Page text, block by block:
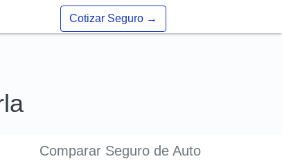
Cotizar Seguro →
Comparar Seguro de Auto